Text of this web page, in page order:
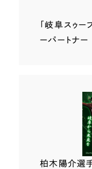
「岐阜スゥー
ーパートナー
柏木陽介選